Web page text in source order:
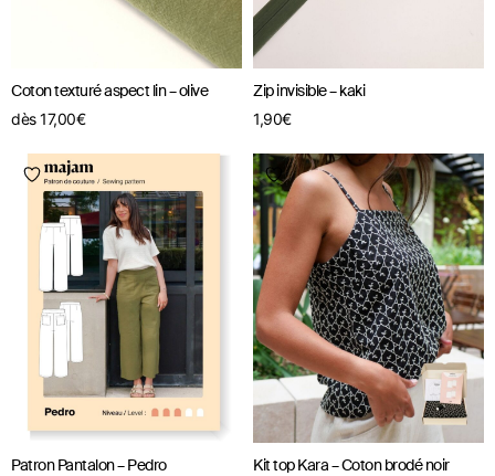
Coton texturé aspect lin – olive
dès17,00€
Zip invisible – kaki
1,90€
Patron Pantalon – Pedro Kit top Kara – Coton brodé noir